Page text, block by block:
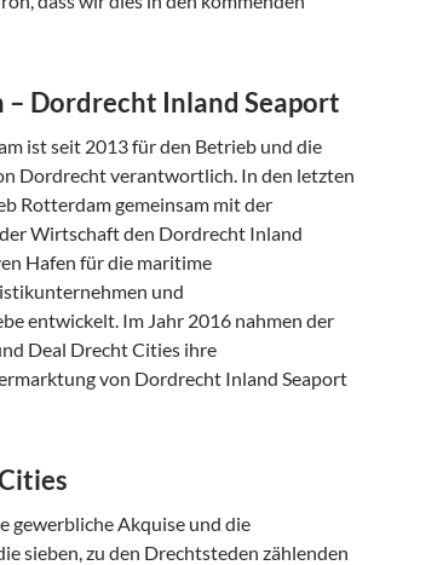
Dordrecht Inland Seaport
ist seit 2013 für den Betrieb und die
Dordrecht verantwortlich. In den letzten
Rotterdam gemeinsam mit der
Wirtschaft den Dordrecht Inland
Hafen für die maritime
und
entwickelt. Im Jahr 2016 nahmen der
Deal Drecht Cities ihre
von Dordrecht Inland Seaport
gewerbliche Akquise und die
sieben, zu den Drechtsteden zählenden